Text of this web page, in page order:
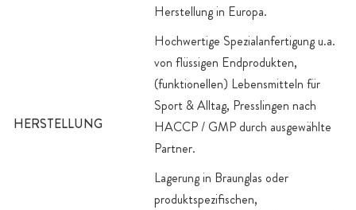
HERSTELLUNG
Herstellung in Europa.
Hochwertige Spezialanfertigung u.a.
von flüssigen Endprodukten,
(funktionellen) Lebensmitteln für
Sport & Alltag, Presslingen nach
HACCP / GMP durch ausgewählte
Partner.
Lagerung in Braunglas oder
produktspezifischen,